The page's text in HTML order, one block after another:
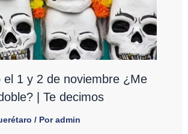
el 1 y 2 de noviembre ¿Me
| Te decimos
/ Poradmin